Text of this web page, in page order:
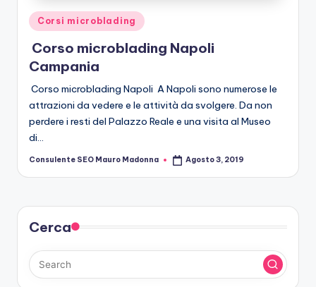
b
le
di
n
g
Posted
in
Corsi microblading
Corso microblading Napoli
Campania
Corso microblading Napoli A Napoli sono numerose le
attrazioni da vedere e le attività da svolgere. Da non
perdere i resti del Palazzo Reale e una visita al Museo
di…
Posted
Consulente SEO Mauro Madonna Agosto 3, 2019
Cerca